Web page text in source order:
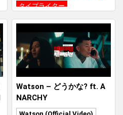
タイプライター
Watson – どうかな? ft. A
NARCHY